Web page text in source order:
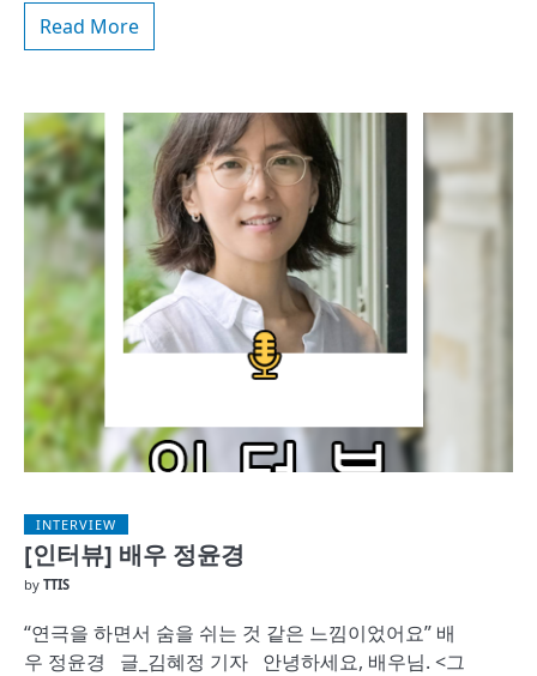
Read More
INTERVIEW
[인터뷰] 배우 정윤경
by TTIS
“연극을 하면서 숨을 쉬는 것 같은 느낌이었어요” 배
우 정윤경 글_김혜정 기자 안녕하세요, 배우님. <그